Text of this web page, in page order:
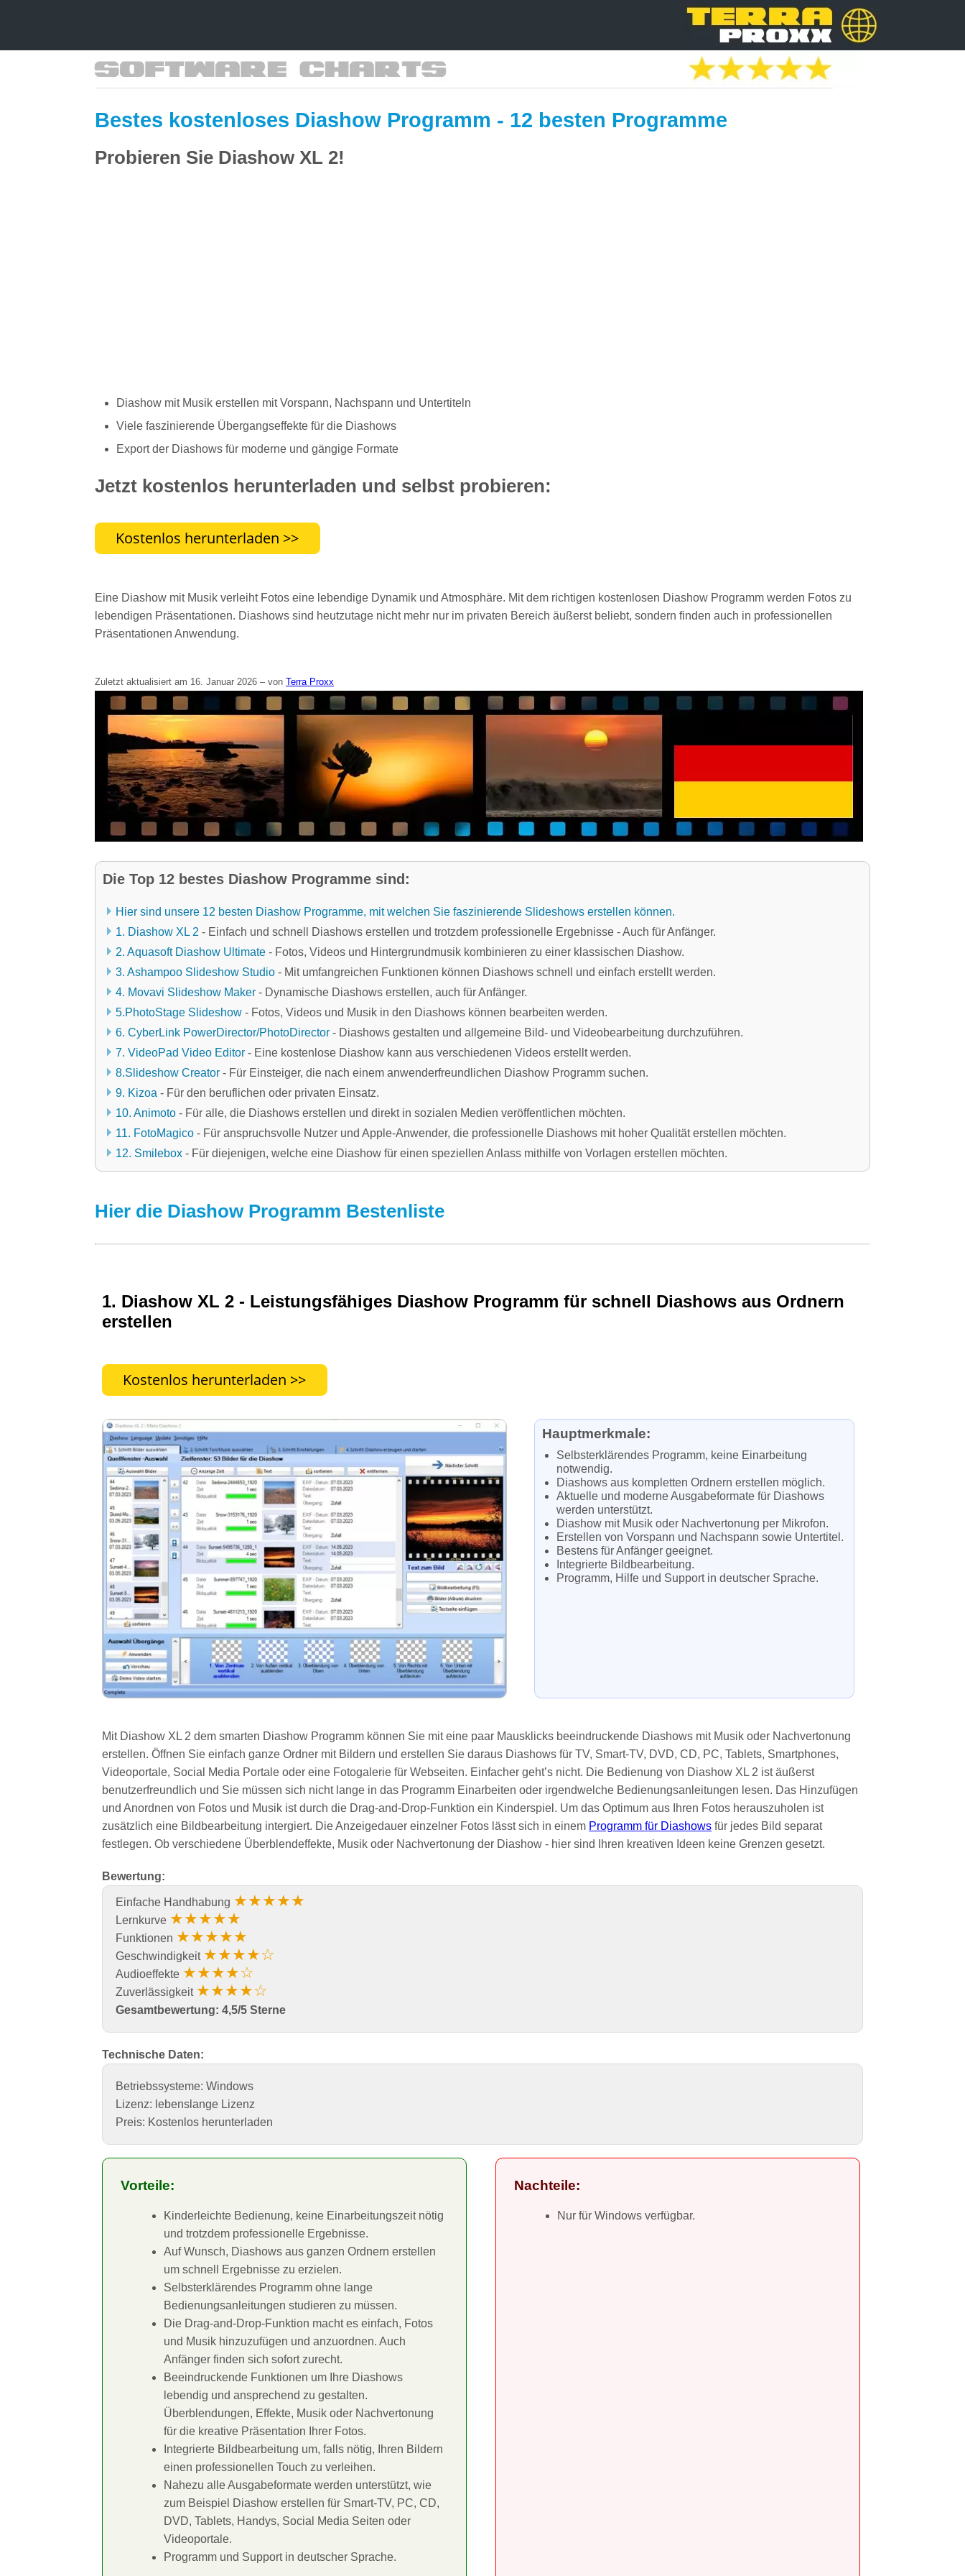
Bestes kostenloses Diashow Programm - 12 besten Programme
Probieren Sie Diashow XL 2!
Diashow mit Musik erstellen mit Vorspann, Nachspann und Untertiteln
Viele faszinierende Übergangseffekte für die Diashows
Export der Diashows für moderne und gängige Formate
Jetzt kostenlos herunterladen und selbst probieren:
Eine Diashow mit Musik verleiht Fotos eine lebendige Dynamik und Atmosphäre. Mit dem richtigen kostenlosen Diashow Programm werden Fotos zu
lebendigen Präsentationen. Diashows sind heutzutage nicht mehr nur im privaten Bereich äußerst beliebt, sondern finden auch in professionellen
Präsentationen Anwendung.
Zuletzt aktualisiert am 16. Januar 2026 – von Terra Proxx
Die Top 12 bestes Diashow Programme sind:
Hier sind unsere 12 besten Diashow Programme, mit welchen Sie faszinierende Slideshows erstellen können.
1. Diashow XL 2 - Einfach und schnell Diashows erstellen und trotzdem professionelle Ergebnisse - Auch für Anfänger.
2. Aquasoft Diashow Ultimate - Fotos, Videos und Hintergrundmusik kombinieren zu einer klassischen Diashow.
3. Ashampoo Slideshow Studio - Mit umfangreichen Funktionen können Diashows schnell und einfach erstellt werden.
4. Movavi Slideshow Maker - Dynamische Diashows erstellen, auch für Anfänger.
5.PhotoStage Slideshow - Fotos, Videos und Musik in den Diashows können bearbeiten werden.
6. CyberLink PowerDirector/PhotoDirector - Diashows gestalten und allgemeine Bild- und Videobearbeitung durchzuführen.
7. VideoPad Video Editor - Eine kostenlose Diashow kann aus verschiedenen Videos erstellt werden.
8.Slideshow Creator - Für Einsteiger, die nach einem anwenderfreundlichen Diashow Programm suchen.
9. Kizoa - Für den beruflichen oder privaten Einsatz.
10. Animoto - Für alle, die Diashows erstellen und direkt in sozialen Medien veröffentlichen möchten.
11. FotoMagico - Für anspruchsvolle Nutzer und Apple-Anwender, die professionelle Diashows mit hoher Qualität erstellen möchten.
12. Smilebox - Für diejenigen, welche eine Diashow für einen speziellen Anlass mithilfe von Vorlagen erstellen möchten.
Hier die Diashow Programm Bestenliste
1. Diashow XL 2 - Leistungsfähiges Diashow Programm für schnell Diashows aus Ordnern
erstellen
Hauptmerkmale:
Selbsterklärendes Programm, keine Einarbeitung
notwendig.
Diashows aus kompletten Ordnern erstellen möglich.
Aktuelle und moderne Ausgabeformate für Diashows
werden unterstützt.
Diashow mit Musik oder Nachvertonung per Mikrofon.
Erstellen von Vorspann und Nachspann sowie Untertitel.
Bestens für Anfänger geeignet.
Integrierte Bildbearbeitung.
Programm, Hilfe und Support in deutscher Sprache.
Mit Diashow XL 2 dem smarten Diashow Programm können Sie mit eine paar Mausklicks beeindruckende Diashows mit Musik oder Nachvertonung
erstellen. Öffnen Sie einfach ganze Ordner mit Bildern und erstellen Sie daraus Diashows für TV, Smart-TV, DVD, CD, PC, Tablets, Smartphones,
Videoportale, Social Media Portale oder eine Fotogalerie für Webseiten. Einfacher geht’s nicht. Die Bedienung von Diashow XL 2 ist äußerst
benutzerfreundlich und Sie müssen sich nicht lange in das Programm Einarbeiten oder irgendwelche Bedienungsanleitungen lesen. Das Hinzufügen
und Anordnen von Fotos und Musik ist durch die Drag-and-Drop-Funktion ein Kinderspiel. Um das Optimum aus Ihren Fotos herauszuholen ist
zusätzlich eine Bildbearbeitung intergiert. Die Anzeigedauer einzelner Fotos lässt sich in einem Programm für Diashows für jedes Bild separat
festlegen. Ob verschiedene Überblendeffekte, Musik oder Nachvertonung der Diashow - hier sind Ihren kreativen Ideen keine Grenzen gesetzt.
Bewertung:
Einfache Handhabung ★★★★★
Lernkurve ★★★★★
Funktionen ★★★★★
Geschwindigkeit ★★★★☆
Audioeffekte ★★★★☆
Zuverlässigkeit ★★★★☆
Gesamtbewertung: 4,5/5 Sterne
Technische Daten:
Betriebssysteme: Windows
Lizenz: lebenslange Lizenz
Preis: Kostenlos herunterladen
Vorteile:
Kinderleichte Bedienung, keine Einarbeitungszeit nötig
und trotzdem professionelle Ergebnisse.
Auf Wunsch, Diashows aus ganzen Ordnern erstellen
um schnell Ergebnisse zu erzielen.
Selbsterklärendes Programm ohne lange
Bedienungsanleitungen studieren zu müssen.
Die Drag-and-Drop-Funktion macht es einfach, Fotos
und Musik hinzuzufügen und anzuordnen. Auch
Anfänger finden sich sofort zurecht.
Beeindruckende Funktionen um Ihre Diashows
lebendig und ansprechend zu gestalten.
Überblendungen, Effekte, Musik oder Nachvertonung
für die kreative Präsentation Ihrer Fotos.
Integrierte Bildbearbeitung um, falls nötig, Ihren Bildern
einen professionellen Touch zu verleihen.
Nahezu alle Ausgabeformate werden unterstützt, wie
zum Beispiel Diashow erstellen für Smart-TV, PC, CD,
DVD, Tablets, Handys, Social Media Seiten oder
Videoportale.
Programm und Support in deutscher Sprache.
Nachteile:
Nur für Windows verfügbar.